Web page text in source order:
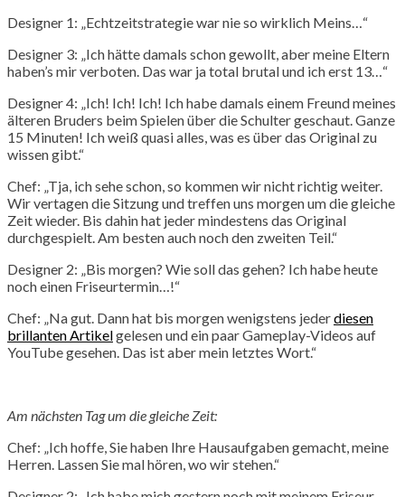
Designer 1: „Echtzeitstrategie war nie so wirklich Meins…“
Designer 3: „Ich hätte damals schon gewollt, aber meine Eltern
haben’s mir verboten. Das war ja total brutal und ich erst 13…“
Designer 4: „Ich! Ich! Ich! Ich habe damals einem Freund meines
älteren Bruders beim Spielen über die Schulter geschaut. Ganze
15 Minuten! Ich weiß quasi alles, was es über das Original zu
wissen gibt.“
Chef: „Tja, ich sehe schon, so kommen wir nicht richtig weiter.
Wir vertagen die Sitzung und treffen uns morgen um die gleiche
Zeit wieder. Bis dahin hat jeder mindestens das Original
durchgespielt. Am besten auch noch den zweiten Teil.“
Designer 2: „Bis morgen? Wie soll das gehen? Ich habe heute
noch einen Friseurtermin…!“
Chef: „Na gut. Dann hat bis morgen wenigstens jederdiesen
brillanten Artikelgelesen und ein paar Gameplay-Videos auf
YouTube gesehen. Das ist aber mein letztes Wort.“
Am nächsten Tag um die gleiche Zeit:
Chef: „Ich hoffe, Sie haben Ihre Hausaufgaben gemacht, meine
Herren. Lassen Sie mal hören, wo wir stehen.“